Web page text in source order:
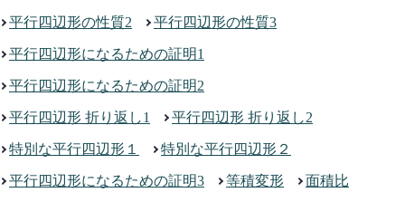
平行四辺形の性質2 平行四辺形の性質3
平行四辺形になるための証明1
平行四辺形になるための証明2
平行四辺形 折り返し1 平行四辺形 折り返し2
特別な平行四辺形１ 特別な平行四辺形２
平行四辺形になるための証明3 等積変形 面積比